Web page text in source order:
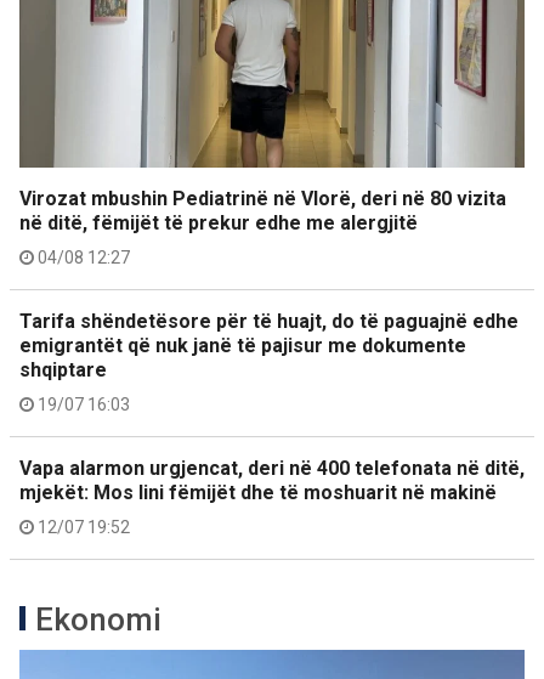
Virozat mbushin Pediatrinë në Vlorë, deri në 80 vizita
në ditë, fëmijët të prekur edhe me alergjitë
04/08 12:27
Tarifa shëndetësore për të huajt, do të paguajnë edhe
emigrantët që nuk janë të pajisur me dokumente
shqiptare
19/07 16:03
Vapa alarmon urgjencat, deri në 400 telefonata në ditë,
mjekët: Mos lini fëmijët dhe të moshuarit në makinë
12/07 19:52
Ekonomi